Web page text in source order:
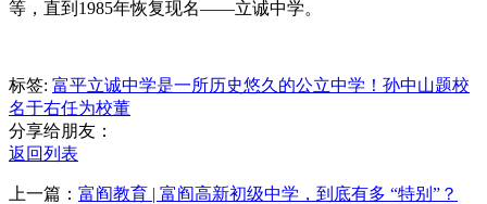
等，直到1985年恢复现名——立诚中学。
标签: 富平立诚中学是一所历史悠久的公立中学！孙中山题校
名于右任为校董
分享给朋友：
返回列表
上一篇： 富阎教育 | 富阎高新初级中学，到底有多 “特别”？